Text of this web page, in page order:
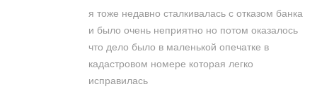
я тоже недавно сталкивалась с отказом банка
и было очень неприятно но потом оказалось
что дело было в маленькой опечатке в
кадастровом номере которая легко
исправилась